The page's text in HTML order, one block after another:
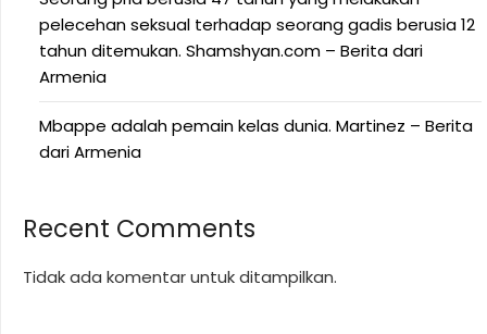
pelecehan seksual terhadap seorang gadis berusia 12
tahun ditemukan. Shamshyan.com – Berita dari
Armenia
Mbappe adalah pemain kelas dunia. Martinez – Berita
dari Armenia
Recent Comments
Tidak ada komentar untuk ditampilkan.